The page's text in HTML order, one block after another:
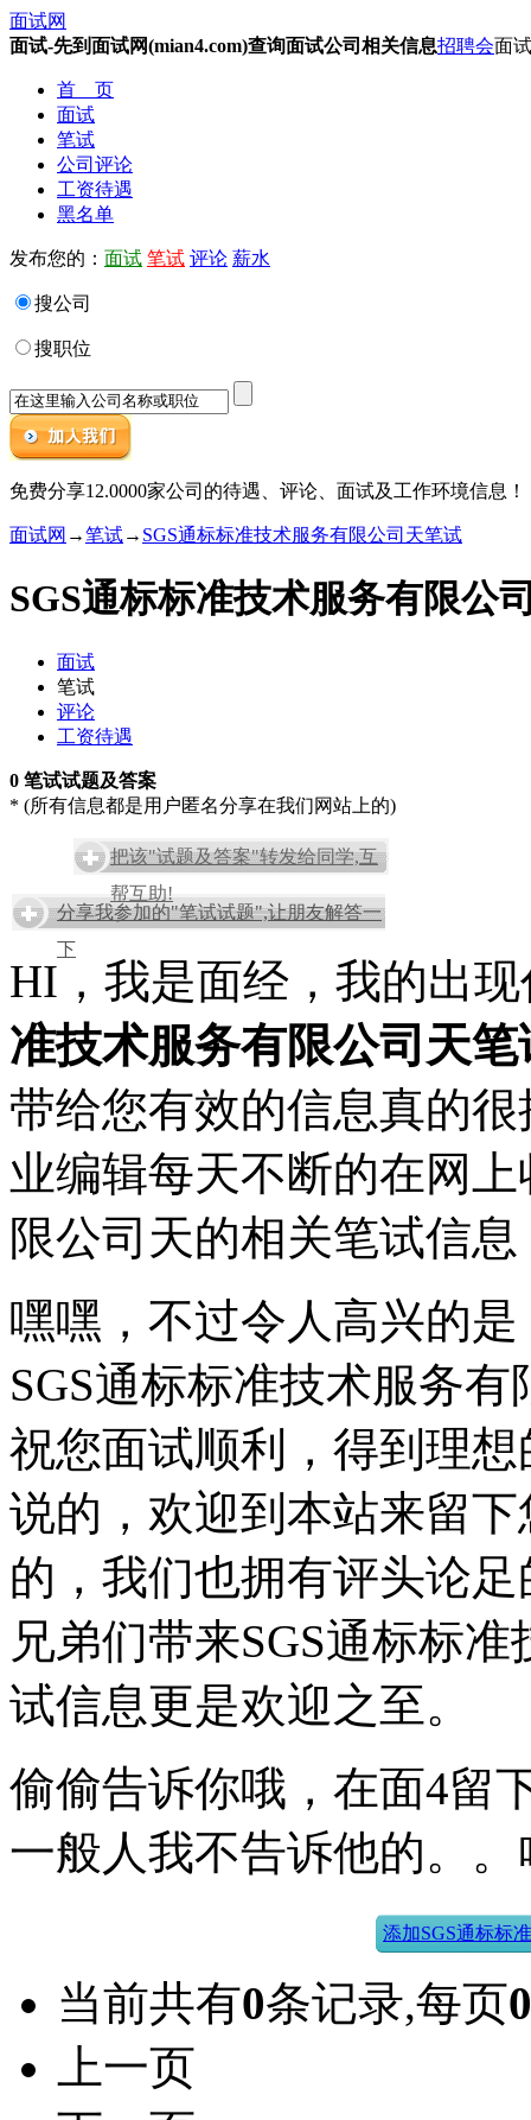
面试网
面试-先到面试网(mian4.com)查询面试公司相关信息招聘会面
首 页
面试
笔试
公司评论
工资待遇
黑名单
发布您的： 面试 笔试 评论 薪水
搜公司
搜职位
免费分享12.0000家公司的待遇、评论、面试及工作环境信息！
面试网 →笔试→ SGS通标标准技术服务有限公司天笔试
SGS通标标准技术服务有限公
面试
笔试
评论
工资待遇
0 笔试试题及答案
* (所有信息都是用户匿名分享在我们网站上的)
把该"试题及答案"转发给同学,互
帮互助!
分享我参加的"笔试试题",让朋友解答一
下
HI，我是面经，我的出
准技术服务有限公司天笔
带给您有效的信息真的
业编辑每天不断的在网
限公司天的相关笔试信
嘿嘿，不过令人高兴的
SGS通标标准技术服务
祝您面试顺利，得到理
说的，欢迎到本站来留
的，我们也拥有评头论
兄弟们带来SGS通标标
试信息更是欢迎之至。
偷偷告诉你哦，在面4留
一般人我不告诉他的。
添加SGS通标标
当前共有0条记录,每页0
上一页